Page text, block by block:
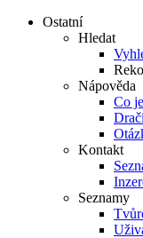
Ostatní
Hledat
Nápověda
Co
Kontakt
Seznamy